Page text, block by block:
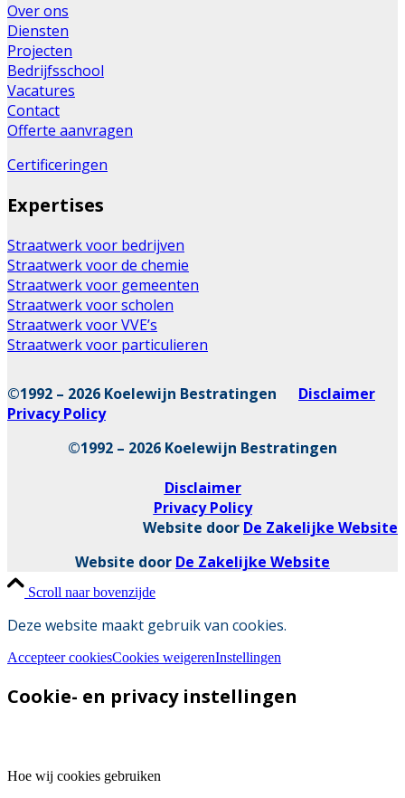
Over ons
Diensten
Projecten
Bedrijfsschool
Vacatures
Contact
Offerte aanvragen
Certificeringen
Expertises
Straatwerk voor bedrijven
Straatwerk voor de chemie
Straatwerk voor gemeenten
Straatwerk voor scholen
Straatwerk voor VVE’s
Straatwerk voor particulieren
©1992 – 2026 Koelewijn Bestratingen Disclaimer
Privacy Policy
©1992 – 2026 Koelewijn Bestratingen
Disclaimer
Privacy Policy
Website door De Zakelijke Website
Website door De Zakelijke Website
Scroll naar bovenzijde
Deze website maakt gebruik van cookies.
Accepteer cookiesCookies weigerenInstellingen
Cookie- en privacy instellingen
Hoe wij cookies gebruiken